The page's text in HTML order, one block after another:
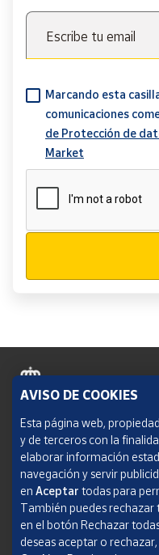
Escribe tu email
Marcando esta
comunicaciones
de Protección de
Market
Política de cookies
Aviso legal
Condiciones del servicio
Política de Privacidad Web
Informe de transparencia
AVISO DE COOKIES
Esta página web,
y de terceros con la
elaborar información
navegación y servir
en Aceptar todas para
También puedes rechazar
en el botón Rechazar
deseas aceptar o